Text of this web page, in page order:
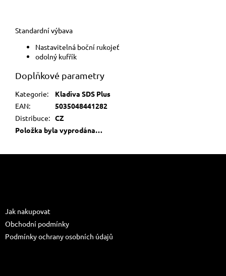
Standardní výbava
Nastavitelná boční rukojeť
odolný kufřík
Doplňkové parametry
Kategorie:
Kladiva SDS Plus
EAN:
5035048441282
Distribuce: CZ
Položka byla vyprodána…
Jak nakupovat
Obchodní podmínky
Podmínky ochrany osobních údajů